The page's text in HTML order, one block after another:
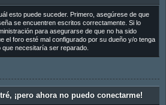
esto puede suceder. Primero, asegúrese de que
se encuentren escritos correctamente. Si lo
para asegurarse de que no ha sido
el foro esté mal configurado por su dueño y/o tenga
necesitaría ser reparado.
¡pero ahora no puedo conectarme!